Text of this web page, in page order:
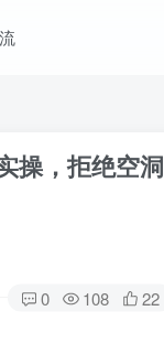
操，拒绝空洞
0 108 22